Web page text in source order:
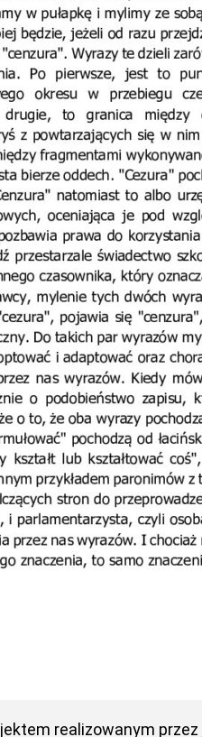
realizowanym przez